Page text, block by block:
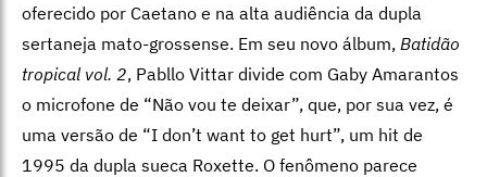
oferecido por Caetano e na alta audiência da dupla
sertaneja mato-grossense. Em seu novo álbum, Batidão
tropical vol. 2, Pabllo Vittar divide com Gaby Amarantos
o microfone de “Não vou te deixar”, que, por sua vez, é
uma versão de “I don’t want to get hurt”, um hit de
1995 da dupla sueca Roxette. O fenômeno parece